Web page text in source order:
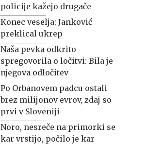
policije kažejo drugače
Konec veselja: Janković
preklical ukrep
Naša pevka odkrito
spregovorila o ločitvi: Bila je
njegova odločitev
Po Orbanovem padcu ostali
brez milijonov evrov, zdaj so
prvi v Sloveniji
Noro, nesreče na primorki se
kar vrstijo, počilo je kar